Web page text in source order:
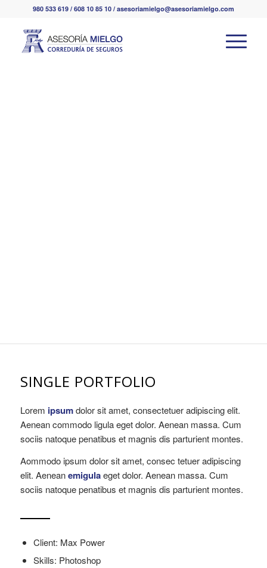
980 533 619 / 608 10 85 10 / asesoriamielgo@asesoriamielgo.com
SINGLE PORTFOLIO
Lorem ipsumdolor sit amet, consectetuer adipiscing elit.
Aenean commodo ligula eget dolor. Aenean massa. Cum
sociis natoque penatibus et magnis dis parturient montes.
Aommodo ipsum dolor sit amet, consec tetuer adipiscing
elit. Aeneanemigulaeget dolor. Aenean massa. Cum
sociis natoque penatibus et magnis dis parturient montes.
Client: Max Power
Skills: Photoshop